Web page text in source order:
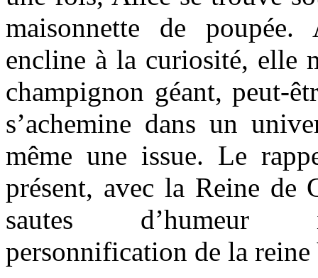
maisonnette de
encline à la curiosité, elle
champignon géant, peut-
s’achemine dans un
même une issue. Le
présent, avec la Reine de
sautes d’humeur
personnification de la